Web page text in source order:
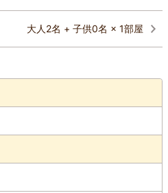
大人2名 + 子供0名 × 1部屋